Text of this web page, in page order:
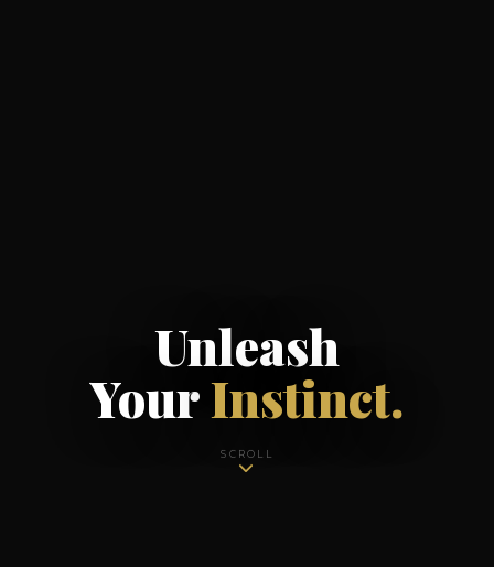
Unleash
YourInstinct.